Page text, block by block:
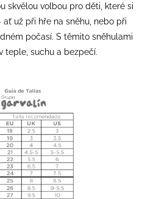
skvělou volbou pro děti, které si
už při hře na sněhu, nebo při
počasí. S těmito sněhulami
teple, suchu a bezpečí.